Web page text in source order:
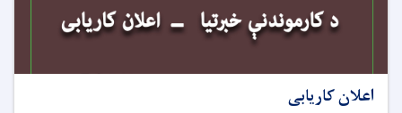
اعلان کاریابی